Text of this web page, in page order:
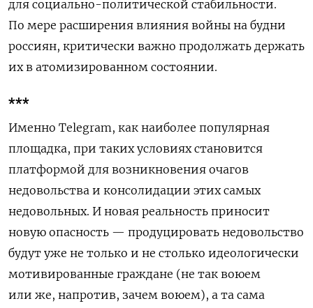
для социально-политической стабильности.
По мере расширения влияния войны на будни
россиян, критически важно продолжать держать
их в атомизированном состоянии.
***
Именно Telegram, как наиболее популярная
площадка, при таких условиях становится
платформой для возникновения очагов
недовольства и консолидации этих самых
недовольных. И новая реальность приносит
новую опасность — продуцировать недовольство
будут уже не только и не столько идеологически
мотивированные граждане (не так воюем
или же, напротив, зачем воюем), а та сама